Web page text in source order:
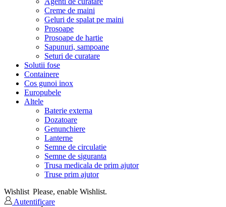
Creme de maini
Geluri de spalat pe maini
Prosoape
Prosoape de hartie
Sapunuri, sampoane
Seturi de curatare
Solutii fose
Containere
Cos gunoi inox
Europubele
Altele
Baterie externa
Dozatoare
Genunchiere
Lanterne
Semne de circulatie
Semne de siguranta
Trusa medicala de prim ajutor
Truse prim ajutor
Wishlist Please, enable Wishlist.
Autentificare